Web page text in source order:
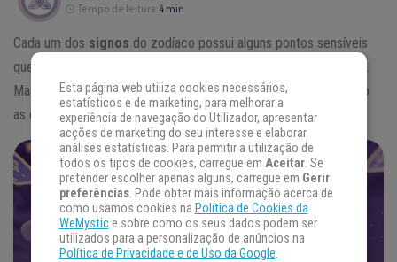
Tempo de leitura:4 min
Cada um dos signos do zodíaco possui alguns pontos sensíveis
que podem acabar afetando mental ou fisicamente seus nativos.
Mas é totalmente possível se amenizar estes problemas usando
as ervas, as energias presentes na natureza.
ENCONTRE AS RESPOSTAS QUE
VOCÊ PROCURA
Concentre sua energia na sua pergunta e escolha um
oráculo. Se prepare.
Esta página web utiliza cookies necessários,
estatísticos e de marketing, para melhorar a
experiência de navegação do Utilizador, apresentar
acções de marketing do seu interesse e elaborar
análises estatísticas. Para permitir a utilização de
todos os tipos de cookies, carregue em Aceitar. Se
pretender escolher apenas alguns, carregue em Gerir
preferências. Pode obter mais informação acerca de
como usamos cookies na Política de Cookies da
WeMystice sobre como os seus dados podem ser
utilizados para a personalização de anúncios na
Política de Privacidade e de Uso da Google.